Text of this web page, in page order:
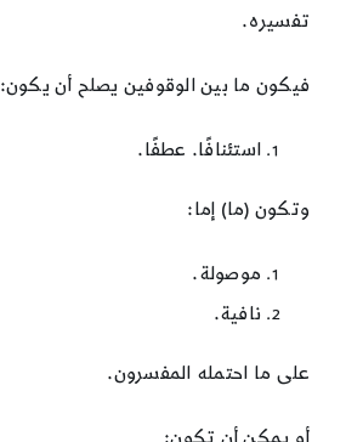
تفسيره.
فيكون ما بين الوقوفين يصلح أن يكون:
استئنافًا. عطفًا.
وتكون (ما) إما:
موصولة.
نافية.
على ما احتمله المفسرون.